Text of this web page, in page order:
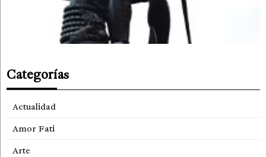
Categorías
Actualidad
Amor Fati
Arte